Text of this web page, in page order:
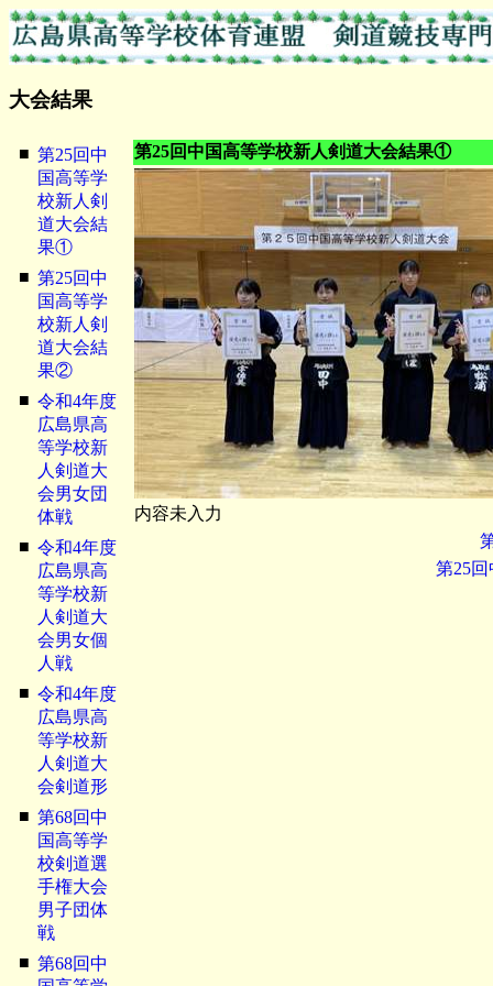
大会結果
■ 第25回中
国高等学
校新人剣
道大会結
果①
■ 第25回中
国高等学
校新人剣
道大会結
果②
■ 令和4年度
広島県高
等学校新
人剣道大
会男女団
体戦
■ 令和4年度
広島県高
等学校新
人剣道大
会男女個
人戦
■ 令和4年度
広島県高
等学校新
人剣道大
会剣道形
■ 第68回中
国高等学
校剣道選
手権大会
男子団体
戦
■ 第68回中
第25回中国高等学校新人剣道大会結果①
内容未入力
第25